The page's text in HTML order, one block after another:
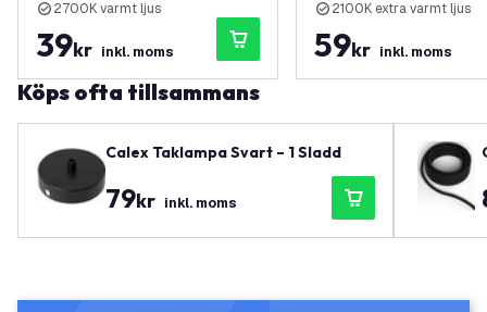
2700K varmt ljus
39kr inkl. moms
2100K extra varmt ljus
59kr inkl. moms
Köps ofta tillsammans
Calex Taklampa Svart – 1 Sladd
79kr inkl. moms